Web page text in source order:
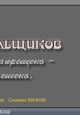
· Снимки МАФИИ
БАШ